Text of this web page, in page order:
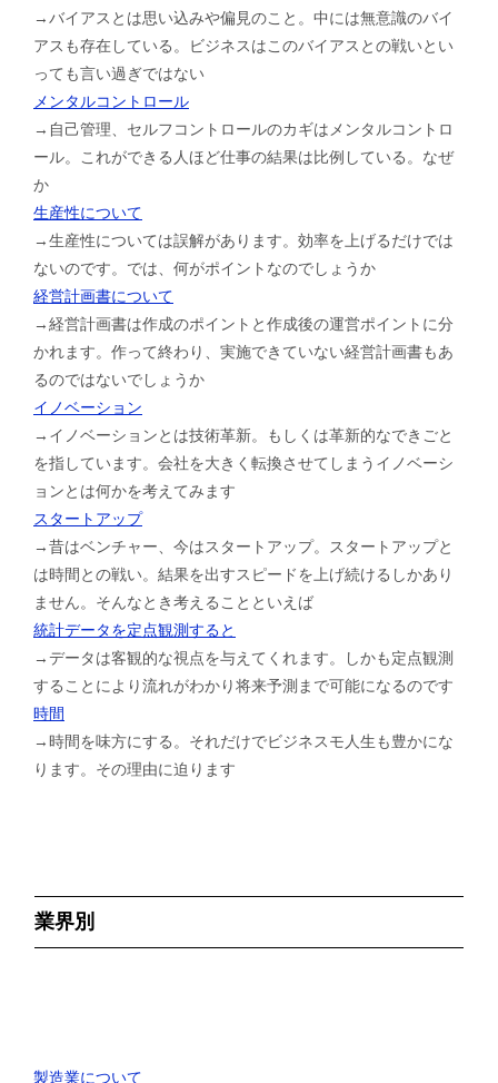
→バイアスとは思い込みや偏見のこと。中には無意識のバイ
アスも存在している。ビジネスはこのバイアスとの戦いとい
っても言い過ぎではない
メンタルコントロール
→自己管理、セルフコントロールのカギはメンタルコントロ
ール。これができる人ほど仕事の結果は比例している。なぜ
か
生産性について
→生産性については誤解があります。効率を上げるだけでは
ないのです。では、何がポイントなのでしょうか
経営計画書について
→経営計画書は作成のポイントと作成後の運営ポイントに分
かれます。作って終わり、実施できていない経営計画書もあ
るのではないでしょうか
イノベーション
→イノベーションとは技術革新。もしくは革新的なできごと
を指しています。会社を大きく転換させてしまうイノベーシ
ョンとは何かを考えてみます
スタートアップ
→昔はベンチャー、今はスタートアップ。スタートアップと
は時間との戦い。結果を出すスピードを上げ続けるしかあり
ません。そんなとき考えることといえば
統計データを定点観測すると
→データは客観的な視点を与えてくれます。しかも定点観測
することにより流れがわかり将来予測まで可能になるのです
時間
→時間を味方にする。それだけでビジネスモ人生も豊かにな
ります。その理由に迫ります
業界別
製造業について